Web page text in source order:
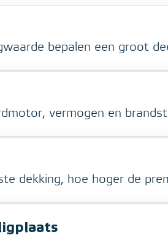
bepalen een groot
vermogen en
dekking, hoe hoger de